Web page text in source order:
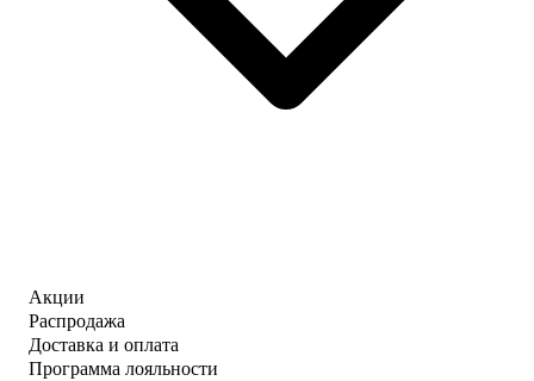
Акции
Распродажа
Доставка и оплата
Программа лояльности